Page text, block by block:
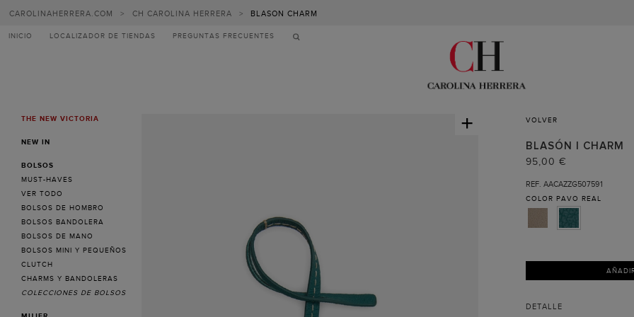
CAROLINAHERRERA.COM > CH CAROLINA HERRERA > BLASON CHARM
INICIO LOCALIZADOR DE TIENDAS PREGUNTAS FRECUENTES
MENUTHE NEW VICTORIA
NEW IN
BOLSOS
MUST-HAVES
VER TODO
BOLSOS DE HOMBRO
BOLSOS BANDOLERA
BOLSOS DE MANO
BOLSOS MINI Y PEQUEÑOS
CLUTCH
CHARMS Y BANDOLERAS
COLECCIONES DE BOLSOS
+ VOLVER
BLASÓN | CHARM
95,00 €
REF. AACAZZG507591
COLOR PAVO REAL
DETALLE